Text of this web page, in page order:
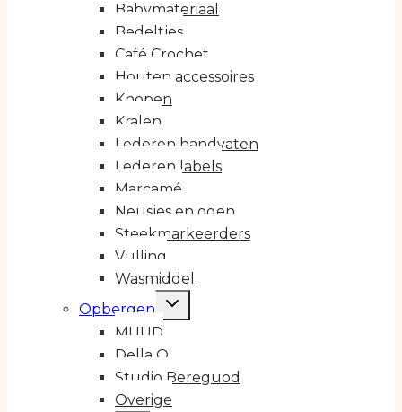
Babymateriaal
Bedeltjes
Café Crochet
Houten accessoires
Knopen
Kralen
Lederen handvaten
Lederen labels
Marcamé
Neusjes en ogen
Steekmarkeerders
Vulling
Wasmiddel
Opbergen
Toggle
MUUD
Della Q
Studio Bereguod
Overige